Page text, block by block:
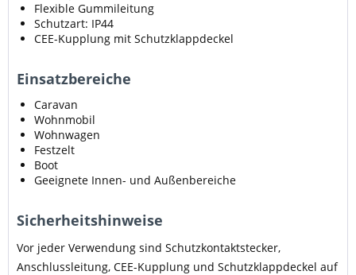
Flexible Gummileitung
Schutzart: IP44
CEE-Kupplung mit Schutzklappdeckel
Einsatzbereiche
Caravan
Wohnmobil
Wohnwagen
Festzelt
Boot
Geeignete Innen- und Außenbereiche
Sicherheitshinweise
Vor jeder Verwendung sind Schutzkontaktstecker,
Anschlussleitung, CEE-Kupplung und Schutzklappdeckel auf